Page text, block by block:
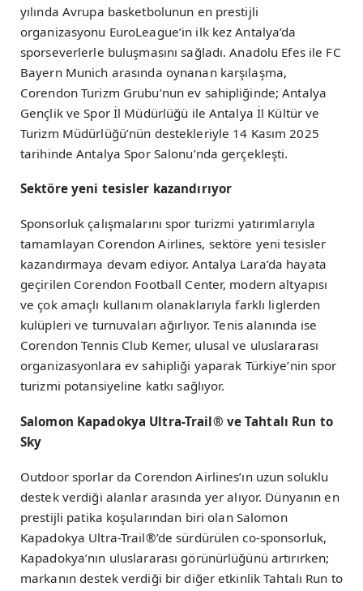
yılında Avrupa basketbolunun en prestijli
organizasyonu EuroLeague’in ilk kez Antalya’da
sporseverlerle buluşmasını sağladı. Anadolu Efes ile FC
Bayern Munich arasında oynanan karşılaşma,
Corendon Turizm Grubu’nun ev sahipliğinde; Antalya
Gençlik ve Spor İl Müdürlüğü ile Antalya İl Kültür ve
Turizm Müdürlüğü’nün destekleriyle 14 Kasım 2025
tarihinde Antalya Spor Salonu’nda gerçekleşti.
Sektöre yeni tesisler kazandırıyor
Sponsorluk çalışmalarını spor turizmi yatırımlarıyla
tamamlayan Corendon Airlines, sektöre yeni tesisler
kazandırmaya devam ediyor. Antalya Lara’da hayata
geçirilen Corendon Football Center, modern altyapısı
ve çok amaçlı kullanım olanaklarıyla farklı liglerden
kulüpleri ve turnuvaları ağırlıyor. Tenis alanında ise
Corendon Tennis Club Kemer, ulusal ve uluslararası
organizasyonlara ev sahipliği yaparak Türkiye’nin spor
turizmi potansiyeline katkı sağlıyor.
Salomon Kapadokya Ultra-Trail® ve Tahtalı Run to
Sky
Outdoor sporlar da Corendon Airlines’ın uzun soluklu
destek verdiği alanlar arasında yer alıyor. Dünyanın en
prestijli patika koşularından biri olan Salomon
Kapadokya Ultra-Trail®’de sürdürülen co-sponsorluk,
Kapadokya’nın uluslararası görünürlüğünü artırırken;
markanın destek verdiği bir diğer etkinlik Tahtalı Run to